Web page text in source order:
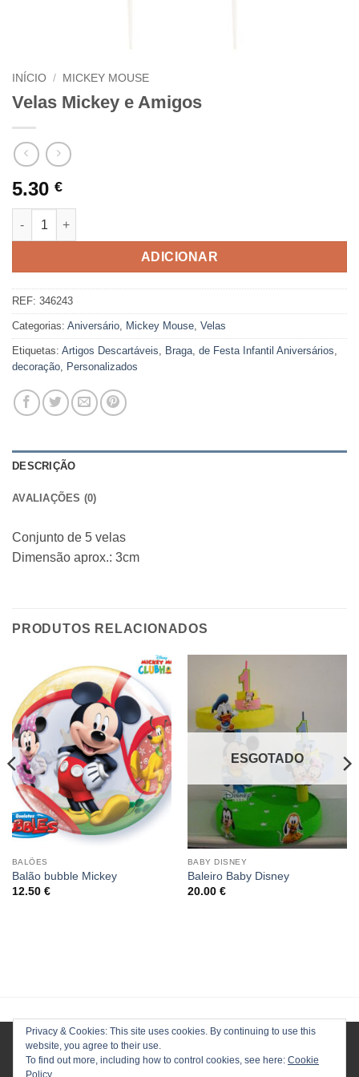
INÍCIO / MICKEY MOUSE
Velas Mickey e Amigos
5.30 €
Quantidade de Velas Mickey e Amigos
ADICIONAR
REF: 346243
Categorias: Aniversário, Mickey Mouse, Velas
Etiquetas: Artigos Descartáveis, Braga, de Festa Infantil Aniversários,
decoração, Personalizados
DESCRIÇÃO
AVALIAÇÕES (0)
Conjunto de 5 velas
Dimensão aprox.: 3cm
PRODUTOS RELACIONADOS
BALÕES
Balão bubble Mickey
12.50 €
ESGOTADO
BABY DISNEY
Baleiro Baby Disney
20.00 €
Privacy & Cookies: This site uses cookies. By continuing to use this
website, you agree to their use.
To find out more, including how to control cookies, see here: Cookie
Policy